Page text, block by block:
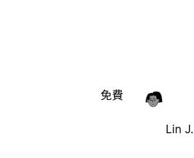
免費
Lin J.